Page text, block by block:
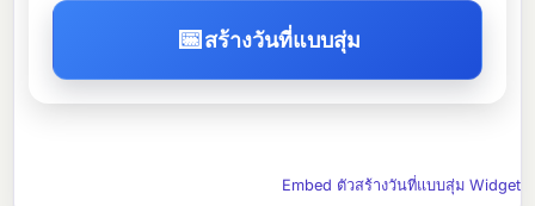
📅สร้างวันที่แบบสุ่ม
Embed ตัวสร้างวันที่แบบสุ่ม Widget